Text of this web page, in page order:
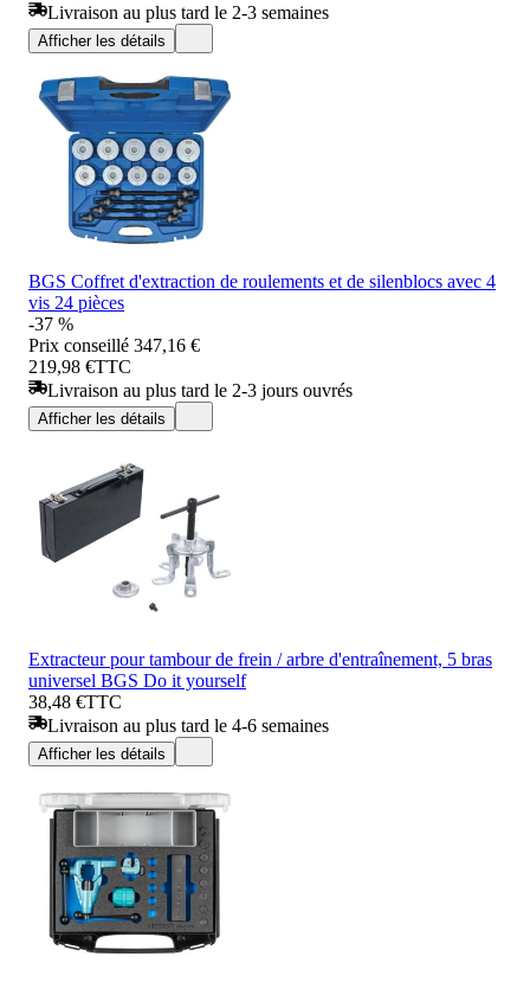
Livraison au plus tard le 2-3 semaines
Afficher les détails
BGS Coffret d'extraction de roulements et de silenblocs avec 4
vis 24 pièces
-37 %
Prix conseillé 347,16 €
219,98 €TTC
Livraison au plus tard le 2-3 jours ouvrés
Afficher les détails
Extracteur pour tambour de frein / arbre d'entraînement, 5 bras
universel BGS Do it yourself
38,48 €TTC
Livraison au plus tard le 4-6 semaines
Afficher les détails